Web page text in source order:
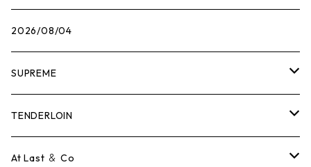
2026/08/04
SUPREME
Tシャツ
ロンTEE
TENDERLOIN
Tシャツ
At Last ＆ Co